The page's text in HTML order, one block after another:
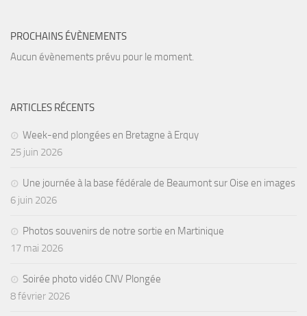
Formations
AUDIOVISUEL
Vidéo
Peinture
NAGE
NAP / NEV
PROCHAINS ÉVÈNEMENTS
Aucun évènements prévu pour le moment.
ARTICLES RÉCENTS
Week-end plongées en Bretagne à Erquy
25 juin 2026
Une journée à la base fédérale de Beaumont sur Oise en images
6 juin 2026
Photos souvenirs de notre sortie en Martinique
17 mai 2026
Soirée photo vidéo CNV Plongée
8 février 2026